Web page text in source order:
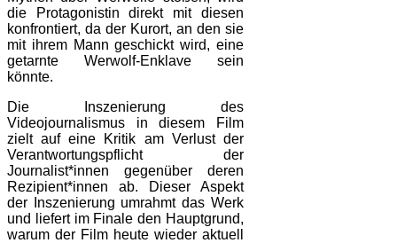
die Protagonistin direkt mit diesen
konfrontiert, da der Kurort, an den sie
mit ihrem Mann geschickt wird, eine
getarnte Werwolf-Enklave sein
könnte.
Die Inszenierung des
Videojournalismus in diesem Film
zielt auf eine Kritik am Verlust der
Verantwortungspflicht der
Journalist*innen gegenüber deren
Rezipient*innen ab. Dieser Aspekt
der Inszenierung umrahmt das Werk
und liefert im Finale den Hauptgrund,
warum der Film heute wieder aktuell